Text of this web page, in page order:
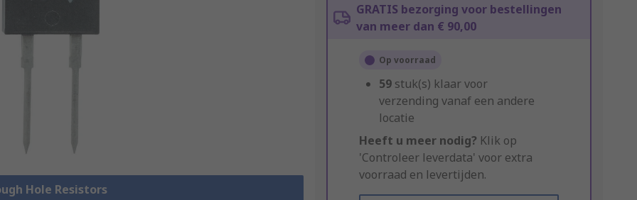
Hole Resistors
GRATIS bezorging voor bestellingen
van meer dan € 90,00
Op voorraad
59 stuk(s) klaar voor
verzending vanaf een andere
locatie
Heeft u meer nodig? Klik op
'Controleer leverdata' voor extra
voorraad en levertijden.